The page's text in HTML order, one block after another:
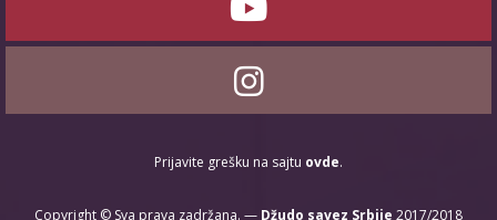
Prijavite grešku na sajtu ovde.
Copyright © Sva prava zadržana. — Džudo savez Srbije 2017/2018